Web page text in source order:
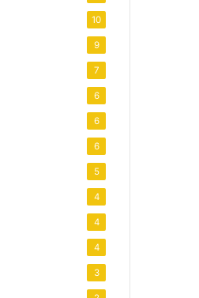
10
9
7
6
6
6
5
4
4
4
3